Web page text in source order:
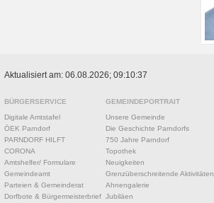
Aktualisiert am: 06.08.2026; 09:10:37
BÜRGERSERVICE
Digitale Amtstafel
ÖEK Parndorf
PARNDORF HILFT
CORONA
Amtshelfer/ Formulare
Gemeindeamt
Parteien & Gemeinderat
Dorfbote & Bürgermeisterbrief
GEMEINDEPORTRAIT
Unsere Gemeinde
Die Geschichte Parndorfs
750 Jahre Parndorf
Topothek
Neuigkeiten
Grenzüberschreitende Aktivitäten
Ahnengalerie
Jubiläen